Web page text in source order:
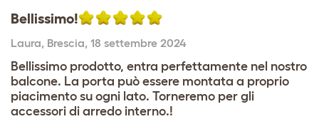
Bellissimo!
Laura Brescia, 18 settembre 2024
Bellissimo prodotto, entra perfettamente nel nostro
balcone. La porta può essere montata a proprio
piacimento su ogni lato. Torneremo per gli
accessori di arredo interno.!